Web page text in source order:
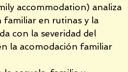
accommodation) analiza
familiar en rutinas y la
con la severidad del
la acomodación familiar